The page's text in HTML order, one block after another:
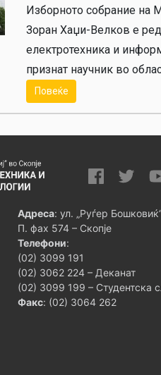
Изборното собрание на
Зоран Хаџи-Велков е
електротехника и
признат научник во
Повеќе
Адреса: ул. „Руѓер
П. фах 574 – Скопје
Телефони:
(02) 3099 191
(02) 3062 224 – Деканат
(02) 3099 199 – Студентска
Факс: (02) 3064 262